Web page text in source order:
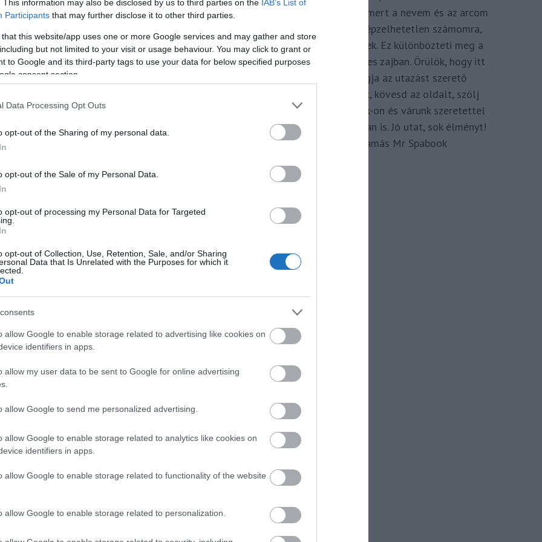
This information may also be disclosed by us to third parties on the IAB’s List of
Participants that may further disclose it to other third parties.
that this website/app uses one or more Google services and may gather and store
but not limited to your visit or usage behaviour. You may click to grant or
to Google and its third-party tags to use your data for below specified purposes
consent section.
Data Processing Opt Outs
opt-out of the Sharing of my personal data.
opt-out of the Sale of my Personal Data.
opt-out of processing my Personal Data for Targeted
opt-out of Collection, Use, Retention, Sale, and/or Sharing
Data that Is Unrelated with the Purposes for which it
allow Google to enable storage related to advertising like cookies on
identifiers in apps.
allow my user data to be sent to Google for online advertising
allow Google to send me personalized advertising.
allow Google to enable storage related to analytics like cookies on
identifiers in apps.
allow Google to enable storage related to functionality of the website
allow Google to enable storage related to personalization.
A
mind megmutatják, hogy Isztambul egyszerre őrzi
is szeretne bepillantani a város művészeti
Múzeumát, azAtatürk Kulturális
minden tájáról érkező alkotásokat mutatnak be
Alapítvány (İKSV)szervezésében megvalósuló
megkomponálva, mert a nevem és az arcom
adom hozzá. Elképzelhetetlen számomra,
hogy ne így tegyek. Ez különbözteti meg a
Spabook-ot a netes zajban. Örülök, hogy itt
vagy, légy tagja az utazást szerető
Közösségünknek, kövesd az oldalt, szólj
hozzá a Facebook-on és várunk szeretettel
zárt csoportunkban is. Jó utat, sok élményt!
Kassay Tamás Mr Spabook